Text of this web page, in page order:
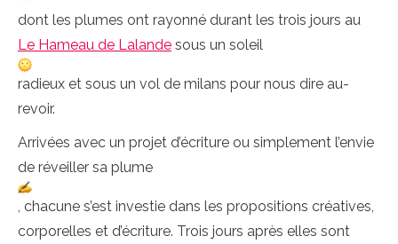
dont les plumes ont rayonné durant les trois jours au
Le Hameau de Lalande sous un soleil
radieux et sous un vol de milans pour nous dire au-
revoir.
Arrivées avec un projet d’écriture ou simplement l’envie
de réveiller sa plume
, chacune s’est investie dans les propositions créatives,
corporelles et d’écriture. Trois jours après elles sont